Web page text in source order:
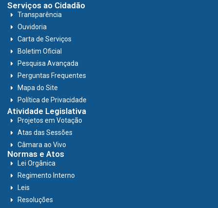
Serviços ao Cidadão
Transparência
Ouvidoria
Carta de Serviços
Boletim Oficial
Pesquisa Avançada
Perguntas Frequentes
Mapa do Site
Política de Privacidade
Atividade Legislativa
Projetos em Votação
Atas das Sessões
Câmara ao Vivo
Normas e Atos
Lei Orgânica
Regimento Interno
Leis
Resoluções